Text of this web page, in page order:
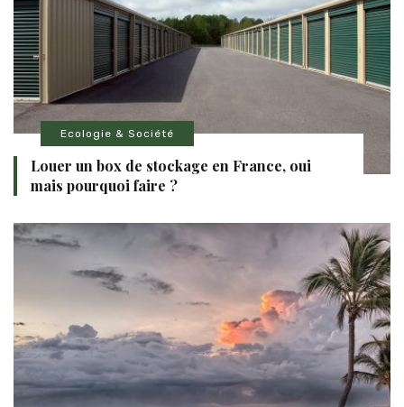
Ecologie & Société
Louer un box de stockage en France, oui
mais pourquoi faire ?